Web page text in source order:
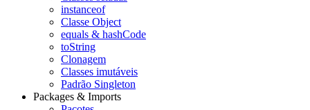
instanceof
Classe Object
equals & hashCode
toString
Clonagem
Classes imutáveis
Padrão Singleton
Packages & Imports